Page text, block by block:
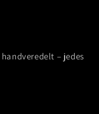
handveredelt – jedes